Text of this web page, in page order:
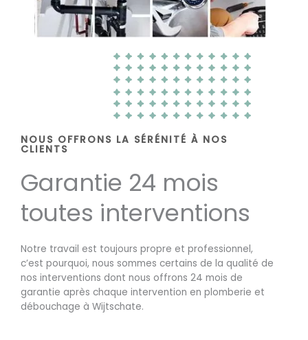
NOUS OFFRONS LA SÉRÉNITÉ À NOS
CLIENTS
Garantie 24 mois
toutes interventions
Notre travail est toujours propre et professionnel,
c’est pourquoi, nous sommes certains de la qualité de
nos interventions dont nous offrons 24 mois de
garantie après chaque intervention en plomberie et
débouchage à Wijtschate.